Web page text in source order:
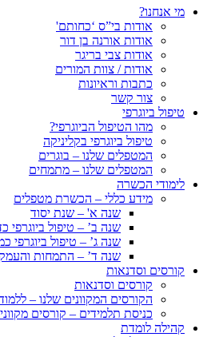
מי אנחנו?
אודות בי”ס ‘כחותם'
אודות אורנה בן דור
אודות צבי בריגר
אודות / צוות המורים
כתבות וראיונות
צור קשר
טיפול ביוגרפי
מהו הטיפול הביוגרפי?
טיפול ביוגרפי בקליניקה
המטפלים שלנו – בוגרים
המטפלים שלנו – מתמחים
לימודי הכשרה
מידע כללי – הכשרת מטפלים
שנה א' – שנת יסוד
שנה ב’ – טיפול
שנה ג’ – טיפול ביוגרפי
שנה ד’ – התמחות
קורסים וסדנאות
קורסים וסדנאות
הקורסים המקוונים שלנו –
כניסת תלמידים – קורסים
קהילה לומדת